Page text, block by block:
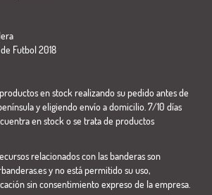
Futbol 2018
en stock realizando su pedido antes de
y eligiendo envío a domicilio. 7/10 días
en stock o se trata de productos
relacionados con las banderas son
y no está permitido su uso,
sin consentimiento expreso de la empresa.